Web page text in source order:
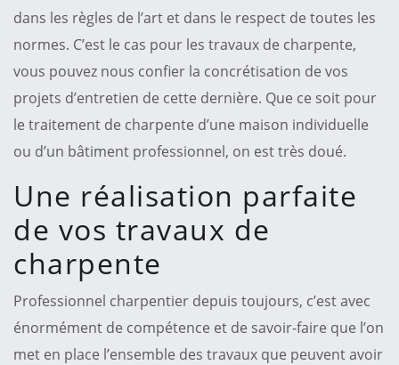
dans les règles de l’art et dans le respect de toutes les
normes. C’est le cas pour les travaux de charpente,
vous pouvez nous confier la concrétisation de vos
projets d’entretien de cette dernière. Que ce soit pour
le traitement de charpente d’une maison individuelle
ou d’un bâtiment professionnel, on est très doué.
Une réalisation parfaite
de vos travaux de
charpente
Professionnel charpentier depuis toujours, c’est avec
énormément de compétence et de savoir-faire que l’on
met en place l’ensemble des travaux que peuvent avoir